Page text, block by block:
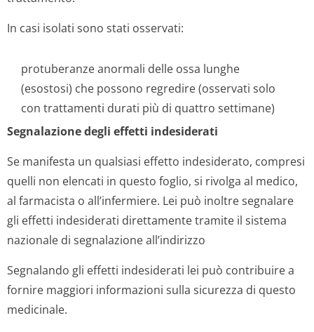
In casi isolati sono stati osservati:
protuberanze anormali delle ossa lunghe
(esostosi) che possono regredire (osservati solo
con trattamenti durati più di quattro settimane)
Segnalazione degli effetti indesiderati
Se manifesta un qualsiasi effetto indesiderato, compresi
quelli non elencati in questo foglio, si rivolga al medico,
al farmacista o all’infermiere. Lei può inoltre segnalare
gli effetti indesiderati direttamente tramite il sistema
nazionale di segnalazione all’indirizzo
Segnalando gli effetti indesiderati lei può contribuire a
fornire maggiori informazioni sulla sicurezza di questo
medicinale.